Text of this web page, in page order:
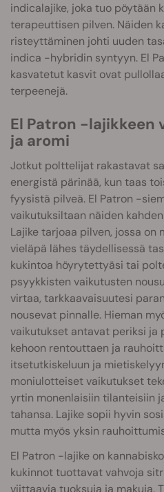
indicalajike, joka tuo pöytään
terapeuttisen pilven. Näiden
risteyttäminen johti uuden
indica -hybridin syntyyn. El
kasvatetut kasvit ovat
terpeenejä.
El Patron -lajikkeen
ja aromi
Jotkut polttelijat rakastavat
energistä pärinää, kun taas
fyysistä pilveä. El Patron -
vaikutuksiltaan näiden
Lajike tarjoaa pilven, jossa on
vieläpä lähes täydellisessä
kukintoa höyrytettyäsi tai
psyykkisten vaikutusten
virtaa, tarkkaavaisuutesi
nousevat pinnalle. Hieman
vaikutukset antavat periksi ja
kehoon rentouttaen ja
itsetutkiskeluun ja
moniulotteiset vaikutukset
yrtin monenlaisiin tilanteisiin
tahansa. Lajike sopii hyvin
mutta myös yksin
El Patron -lajike on
kukinnot tuottavat vahvoja
viittaavia tuoksuja ja makuja.